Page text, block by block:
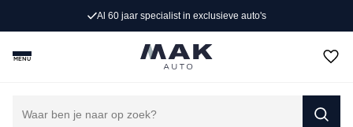
Al 60 jaar specialist in exclusieve auto's
MENU
Exclusieve occasions
Jong gebruikt, grondig gecontroleerd en klaar voor een
nieuw avontuur. Ontdek onze collectie Porsche, Audi,